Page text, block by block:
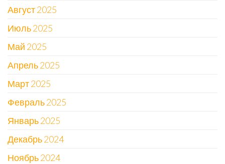
Август 2025
Июль 2025
Май 2025
Апрель 2025
Март 2025
Февраль 2025
Январь 2025
Декабрь 2024
Ноябрь 2024